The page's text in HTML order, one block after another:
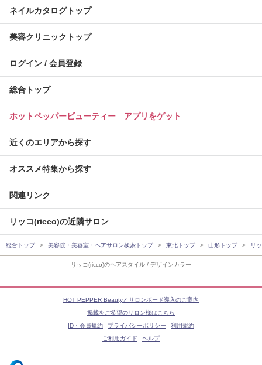
リッコ(ricco)のヘアスタイル / デザインカラー
ネイルカタログトップ
美容クリニックトップ
ログイン / 会員登録
総合トップ
ホットペッパービューティー アプリをゲット
近くのエリアから探す
オススメ特集から探す
関連リンク
リッコ(ricco)の近隣サロン
総合トップ 美容院・美容室・ヘアサロン検索トップ 東北トップ 山形トップ リ
HOT PEPPER Beautyとサロンボード導入のご案内
掲載をご希望のサロン様はこちら
ID・会員規約
プライバシーポリシー
利用規約
ご利用ガイド
ヘルプ